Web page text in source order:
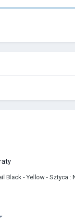
Black - Yellow - Sztyca